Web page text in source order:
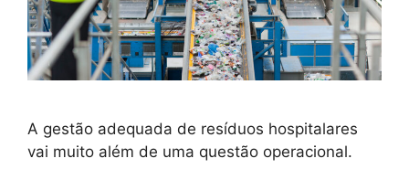
A gestão adequada de resíduos hospitalares
vai muito além de uma questão operacional.